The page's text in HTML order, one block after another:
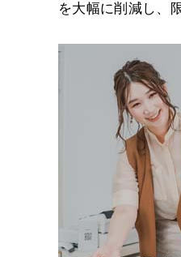
を大幅に削減し、